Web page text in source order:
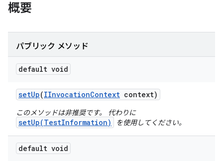
概要
パブリック メソッド
default void
setUp(IInvocationContext context)
このメソッドは非推奨です。 代わりに
setUp(TestInformation) を使用してください。
default void